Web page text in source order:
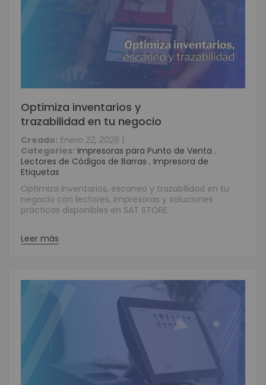
Optimiza inventarios y
trazabilidad en tu negocio
Creado: Enero 22, 2026 |
Categories: Impresoras para Punto de Venta ,
Lectores de Códigos de Barras , Impresora de
Etiquetas
Optimiza inventarios, escaneo y trazabilidad en tu
negocio con lectores, impresoras y soluciones
prácticas disponibles en SAT STORE.
Leer más